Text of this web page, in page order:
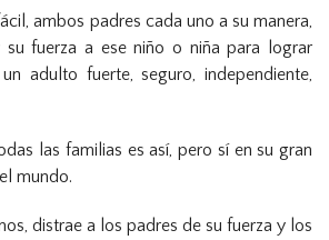
ambos padres cada uno a su manera,
fuerza a ese niño o niña para lograr
adulto fuerte, seguro, independiente,
las familias es así, pero sí en su gran
mundo.
distrae a los padres de su fuerza y los